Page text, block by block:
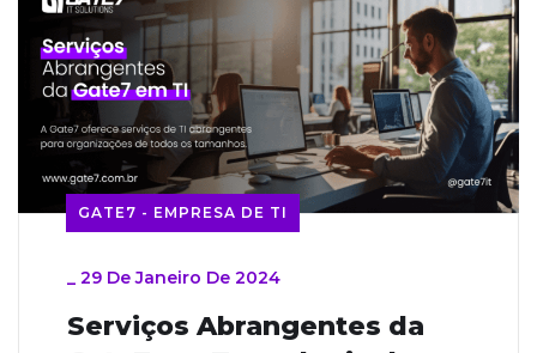
GATE7 - EMPRESA DE TI
_ 29 De Janeiro De 2024
Serviços Abrangentes da